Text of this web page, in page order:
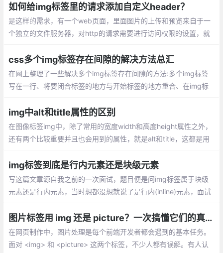
如何给img标签里的请求添加自定义header？
是这样的需求，有一个web页面，里面图片的上传和预览来自于一
个独立的文件服务器，对http的请求需要进行访问权限的设置，就
Axios直接添加一个header就行了
css多个img标签存在间隙的解决方法总汇
在网上整理了一些解决多个img标签存在间隙的方法:多个img标签
写在一行、将要闭合标签的地方与开始标签的地方重合、在img标
的问题也有帮助、使用display：block(img是内联元素)要float一下
才行
img中alt和title属性的区别
在图像标签img中，除了常用的宽度width和高度height属性之外，
还有两个比较重要并且也会用到的属性，就是alt和title，这都是用
img标签到底是行内元素还是块级元素
写这篇文章源自我之前的一次面试，题目便是问img标签属于块级
元素还是行内元素，当时想都没想就说了是行内(inline)元素，面试
图片标签用 img 还是 picture？一次搞懂它们的真正区别
在网页制作中，图片处理是每个前端开发者都会遇到的基本任务。
面对 <img> 和 <picture> 这两个标签，不少人都有误解。有人认